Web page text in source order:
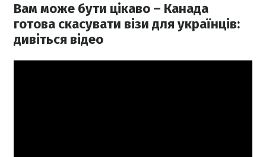
Вам може бути цікаво – Канада
готова скасувати візи для українців:
дивіться відео